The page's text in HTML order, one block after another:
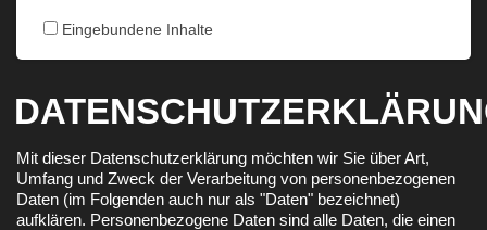
Eingebundene Inhalte
Mit dieser Datenschutzerklärung möchten wir Sie über Art,
Umfang und Zweck der Verarbeitung von personenbezogenen
Daten (im Folgenden auch nur als "Daten" bezeichnet)
aufklären. Personenbezogene Daten sind alle Daten, die einen